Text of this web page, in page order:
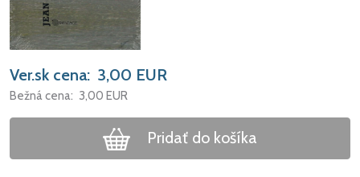
Ver.sk cena: 3,00 EUR
Bežná cena: 3,00 EUR
Pridať do košíka